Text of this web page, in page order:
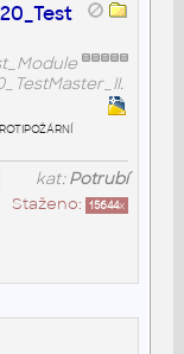
kat:Potrubí
Staženo: 15644x